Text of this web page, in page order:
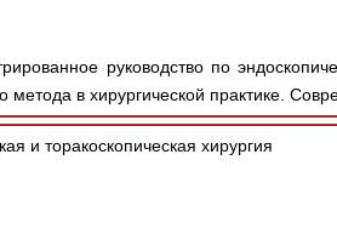
руководство по
метода в хирургической практике.
и торакоскопическая хирургия